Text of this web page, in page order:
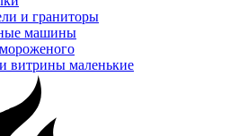
и граниторы
машины
витрины маленькие